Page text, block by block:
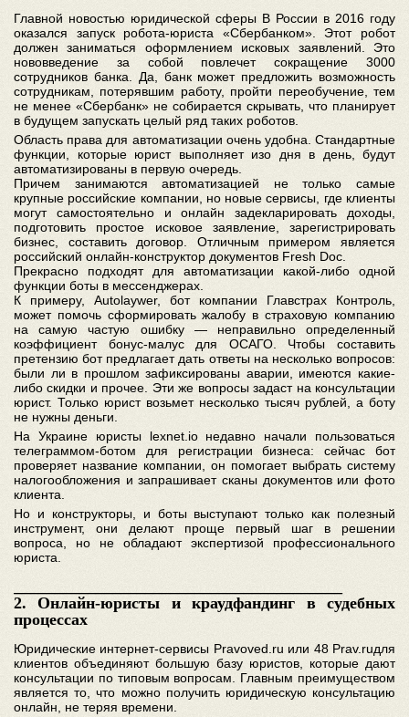
Главной новостью юридической сферы В России в 2016 году
оказался запуск робота-юриста «Сбербанком». Этот робот
должен заниматься оформлением исковых заявлений. Это
нововведение за собой повлечет сокращение 3000
сотрудников банка. Да, банк может предложить возможность
сотрудникам, потерявшим работу, пройти переобучение, тем
не менее «Сбербанк» не собирается скрывать, что планирует
в будущем запускать целый ряд таких роботов.
Область права для автоматизации очень удобна. Стандартные
функции, которые юрист выполняет изо дня в день, будут
автоматизированы в первую очередь.
Причем занимаются автоматизацией не только самые
крупные российские компании, но новые сервисы, где клиенты
могут самостоятельно и онлайн задекларировать доходы,
подготовить простое исковое заявление, зарегистрировать
бизнес, составить договор. Отличным примером является
российский онлайн-конструктор документов Fresh Doc.
Прекрасно подходят для автоматизации какой-либо одной
функции боты в мессенджерах.
К примеру, Autolaywer, бот компании Главстрах Контроль,
может помочь сформировать жалобу в страховую компанию
на самую частую ошибку — неправильно определенный
коэффициент бонус-малус для ОСАГО. Чтобы составить
претензию бот предлагает дать ответы на несколько вопросов:
были ли в прошлом зафиксированы аварии, имеются какие-
либо скидки и прочее. Эти же вопросы задаст на консультации
юрист. Только юрист возьмет несколько тысяч рублей, а боту
не нужны деньги.
На Украине юристы lexnet.io недавно начали пользоваться
телеграммом-ботом для регистрации бизнеса: сейчас бот
проверяет название компании, он помогает выбрать систему
налогообложения и запрашивает сканы документов или фото
клиента.
Но и конструкторы, и боты выступают только как полезный
инструмент, они делают проще первый шаг в решении
вопроса, но не обладают экспертизой профессионального
юриста.
2. Онлайн-юристы и краудфандинг в судебных
процессах
Юридические интернет-сервисы Pravoved.ru или 48 Prav.ruдля
клиентов объединяют большую базу юристов, которые дают
консультации по типовым вопросам. Главным преимуществом
является то, что можно получить юридическую консультацию
онлайн, не теряя времени.